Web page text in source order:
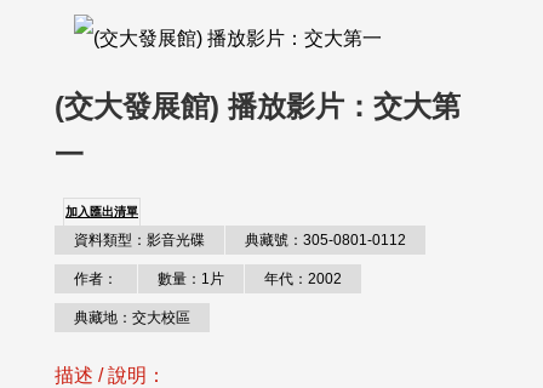
(交大發展館) 播放影片：交大第
一
加入匯出清單
資料類型：影音光碟 典藏號：305-0801-0112
作者： 數量：1片 年代：2002
典藏地：交大校區
描述 / 說明：